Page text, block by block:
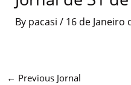
By pacasi / 16 de Janeiro
← Previous Jornal